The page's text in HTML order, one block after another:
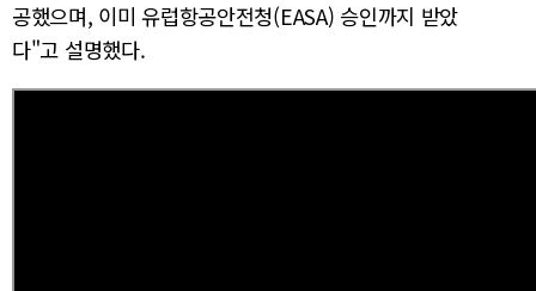
공했으며, 이미 유럽항공안전청(EASA) 승인까지 받았
다"고 설명했다.